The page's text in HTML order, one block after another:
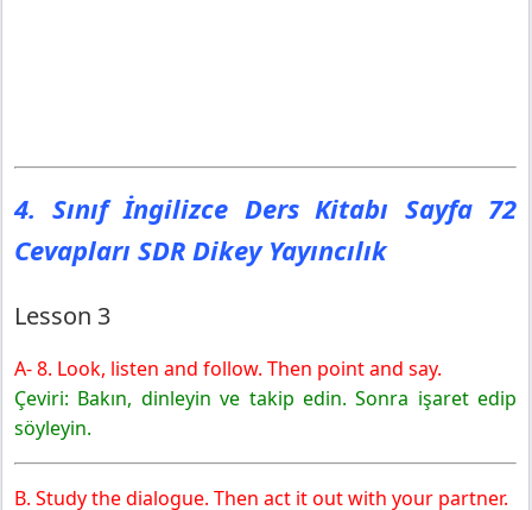
4. Sınıf İngilizce Ders Kitabı Sayfa 72
Cevapları SDR Dikey Yayıncılık
Lesson 3
A- 8. Look, listen and follow. Then point and say.
Çeviri: Bakın, dinleyin ve takip edin. Sonra işaret edip
söyleyin.
B. Study the dialogue. Then act it out with your partner.